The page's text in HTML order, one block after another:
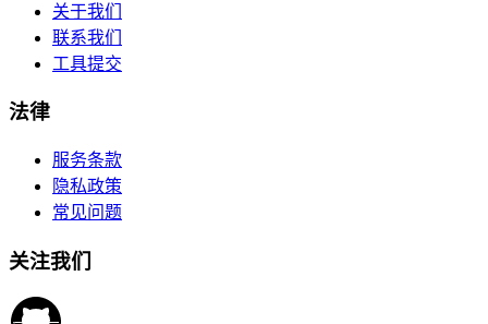
关于我们
联系我们
工具提交
法律
服务条款
隐私政策
常见问题
关注我们